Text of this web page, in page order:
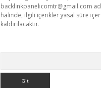
backlinkpanelicomtr@gmail.com
halinde, ilgili içerikler yasal süre
kaldırılacaktır.